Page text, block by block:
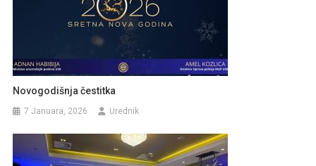
Novogodišnja čestitka
7 Januara, 2026 Urednik